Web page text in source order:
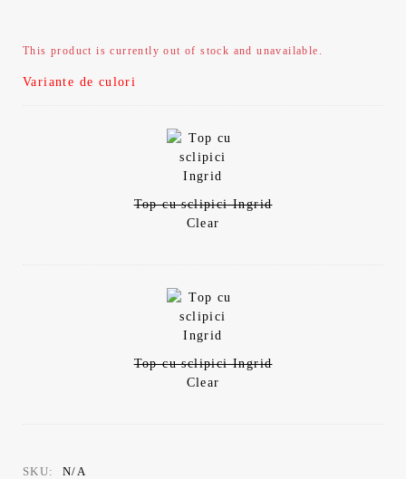
This product is currently out of stock and unavailable.
Variante de culori
Top cu sclipici Ingrid
Clear
Top cu sclipici Ingrid
Clear
SKU:
N/A